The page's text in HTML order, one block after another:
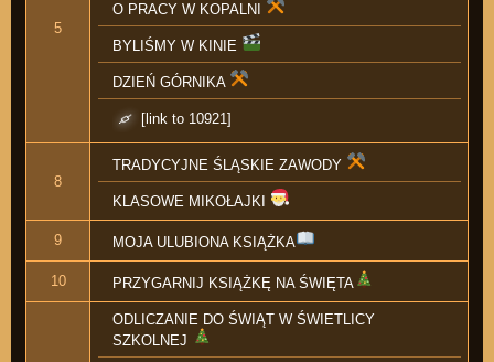
5
O PRACY W KOPALNI
BYLIŚMY W KINIE
DZIEŃ GÓRNIKA
[link to 10921]
8
TRADYCYJNE ŚLĄSKIE ZAWODY
KLASOWE MIKOŁAJKI
9 MOJA ULUBIONA KSIĄŻKA
10 PRZYGARNIJ KSIĄŻKĘ NA ŚWIĘTA
ODLICZANIE DO ŚWIĄT W ŚWIETLICY
SZKOLNEJ